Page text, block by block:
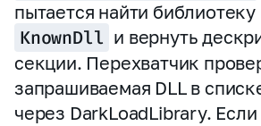
пытается найти библиотеку
KnownDll и вернуть
секции. Перехватчик
запрашиваемая DLL в
через DarkLoadLibrary. Если